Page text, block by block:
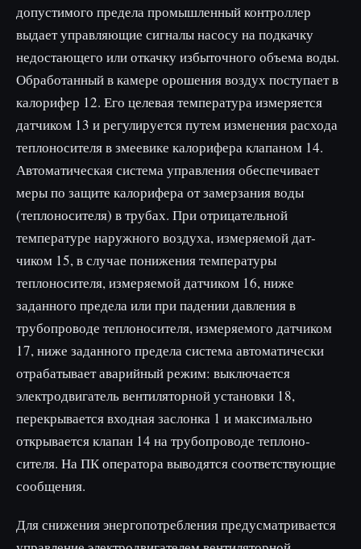
допустимого предела промышленный контроллер
выдает управляющие сигналы насосу на подкачку
недостающего или откачку избыточного объема воды.
Обработанный в камере орошения воздух поступает в
калорифер 12. Его целевая темпера­тура измеряется
датчиком 13 и регулируется путем изменения расхода
теплоносителя в змеевике калорифера клапаном 14.
Ав­томатическая система управления обеспечивает
меры по защите калорифера от замерзания воды
(теплоносителя) в трубах. При отрицательной
температуре наружного воздуха, измеряемой дат­
чиком 15, в случае понижения температуры
теплоносителя, из­меряемой датчиком 16, ниже
заданного предела или при паде­нии давления в
трубопроводе теплоносителя, измеряемого дат­чиком
17, ниже заданного предела система автоматически
отра­батывает аварийный режим: выключается
электродвигатель вентиляторной установки 18,
перекрывается входная заслонка 1 и максимально
открывается клапан 14 на трубопроводе теплоно­
сителя. На ПК оператора выводятся соответствующие
сообще­ния.
Для снижения энергопотребления предусматривается